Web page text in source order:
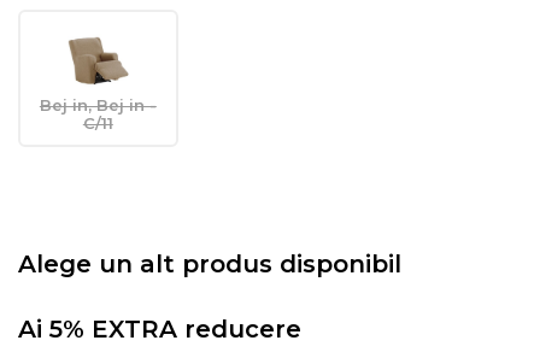
Bej in, Bej in -
C/11
Alege un alt produs disponibil
Ai 5% EXTRA reducere